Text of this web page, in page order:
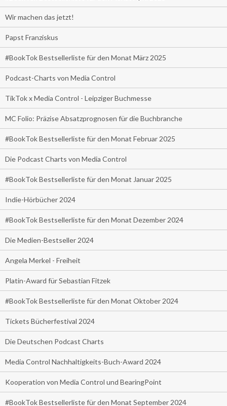
Wir machen das jetzt!
Papst Franziskus
#BookTok Bestsellerliste für den Monat März 2025
Podcast-Charts von Media Control
TikTok x Media Control - Leipziger Buchmesse
MC Folio: Präzise Absatzprognosen für die Buchbranche
#BookTok Bestsellerliste für den Monat Februar 2025
Die Podcast Charts von Media Control
#BookTok Bestsellerliste für den Monat Januar 2025
Indie-Hörbücher 2024
#BookTok Bestsellerliste für den Monat Dezember 2024
Die Medien-Bestseller 2024
Angela Merkel - Freiheit
Platin-Award für Sebastian Fitzek
#BookTok Bestsellerliste für den Monat Oktober 2024
Tickets Bücherfestival 2024
Die Deutschen Podcast Charts
Media Control Nachhaltigkeits-Buch-Award 2024
Kooperation von Media Control und BearingPoint
#BookTok Bestsellerliste für den Monat September 2024